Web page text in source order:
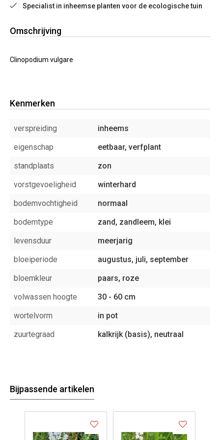
Specialist in inheemse planten voor de ecologische tuin
Omschrijving
Clinopodium vulgare
Kenmerken
verspreiding
inheems
eigenschap
eetbaar, verfplant
standplaats
zon
vorstgevoeligheid
winterhard
bodemvochtigheid
normaal
bodemtype
zand, zandleem, klei
levensduur
meerjarig
bloeiperiode
augustus, juli, september
bloemkleur
paars, roze
volwassen hoogte
30 - 60 cm
wortelvorm
in pot
zuurtegraad
kalkrijk (basis), neutraal
Bijpassende artikelen